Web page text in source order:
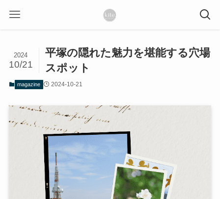
平塚の隠れた魅力を堪能する穴場
スポット
2024
10/21
magazine 2024-10-21